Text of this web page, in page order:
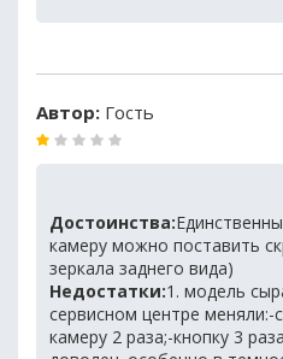
Автор: Гость
Достоинства:
камеру можно поставить
зеркала заднего вида)
Недостатки:1. модель
сервисном центре меняли:-
камеру 2 раза;-кнопку 3